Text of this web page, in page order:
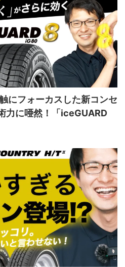
にフォーカスした新コンセ
力に唖然！「iceGUARD